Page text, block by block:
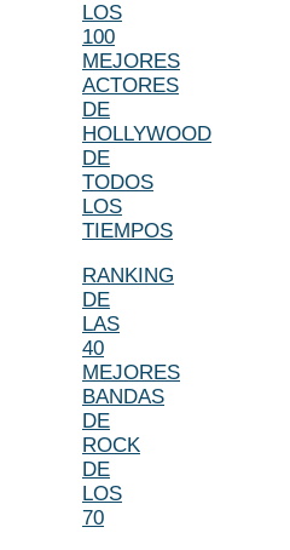
LOS
100
MEJORES
ACTORES
DE
HOLLYWOOD
DE
TODOS
LOS
TIEMPOS
RANKING
DE
LAS
40
MEJORES
BANDAS
DE
ROCK
DE
LOS
70